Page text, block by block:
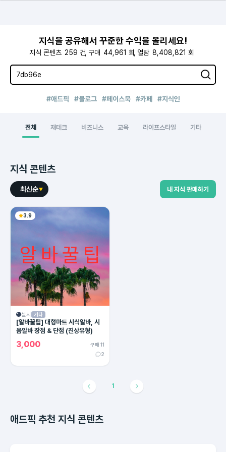
지식을 공유해서 꾸준한 수익을 올리세요!
지식 콘텐츠 259 건 구매 44,961 회 열람 8,408,821 회
#애드픽 #블로그 #페이스북 #카페 #지식인
전체 재테크 비즈니스 교육 라이프스타일 기타
지식 콘텐츠
최신순 내 지식 판매하기
3.9
설치 기타
[알바꿀팁] 대형마트 시식알바, 시
음알바 장점 & 단점 (진상유형)
3,000
구매 11
2
1
애드픽 추천 지식 콘텐츠